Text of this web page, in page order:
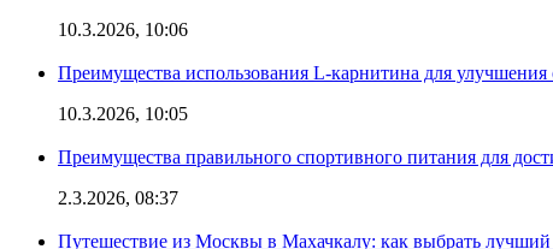
10.3.2026, 10:06
Преимущества использования L-карнитина для
10.3.2026, 10:05
Преимущества правильного спортивного питания для
2.3.2026, 08:37
Путешествие из Москвы в Махачкалу: как выбрать лучший